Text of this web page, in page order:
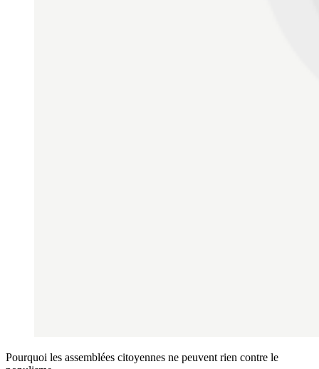
Pourquoi les assemblées citoyennes ne peuvent rien contre le